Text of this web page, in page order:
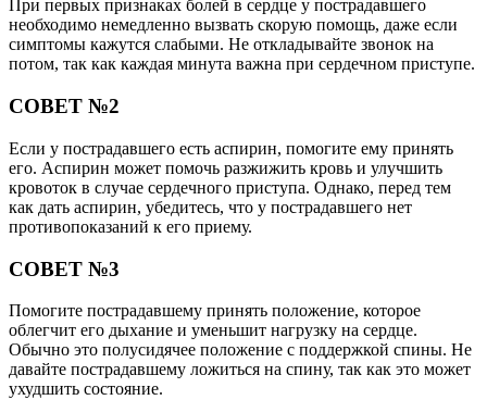
При первых признаках болей в сердце у пострадавшего
необходимо немедленно вызвать скорую помощь, даже если
симптомы кажутся слабыми. Не откладывайте звонок на
потом, так как каждая минута важна при сердечном приступе.
СОВЕТ №2
Если у пострадавшего есть аспирин, помогите ему принять
его. Аспирин может помочь разжижить кровь и улучшить
кровоток в случае сердечного приступа. Однако, перед тем
как дать аспирин, убедитесь, что у пострадавшего нет
противопоказаний к его приему.
СОВЕТ №3
Помогите пострадавшему принять положение, которое
облегчит его дыхание и уменьшит нагрузку на сердце.
Обычно это полусидячее положение с поддержкой спины. Не
давайте пострадавшему ложиться на спину, так как это может
ухудшить состояние.